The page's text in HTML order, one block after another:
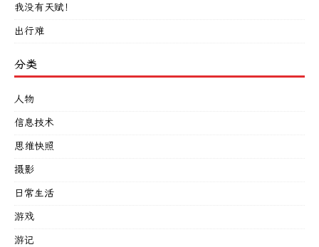
我没有天赋！
出行难
分类
人物
信息技术
思维快照
摄影
日常生活
游戏
游记